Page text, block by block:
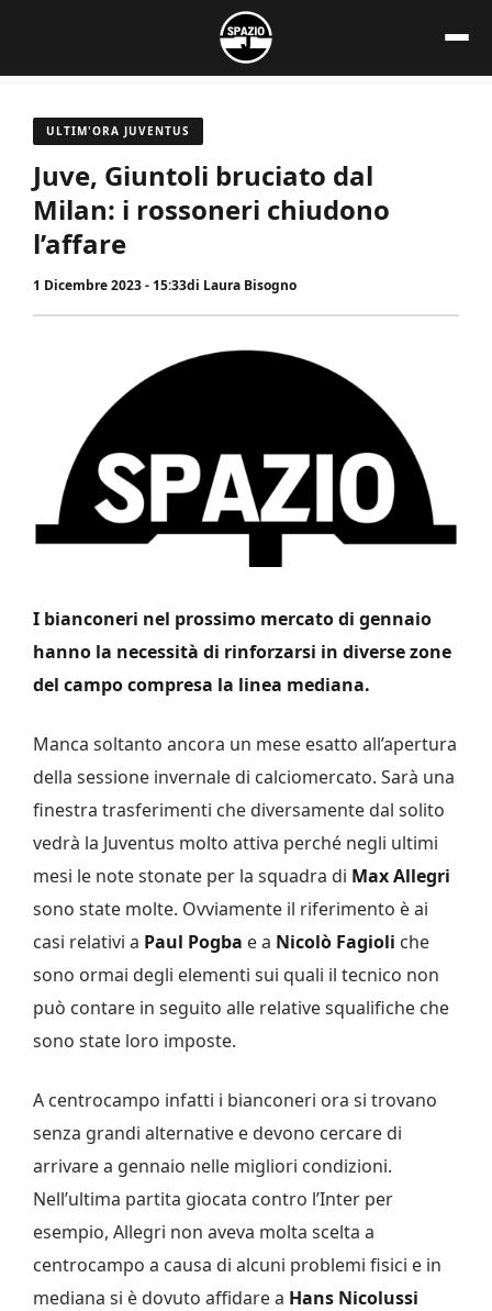
contenuto
ULTIM'ORA JUVENTUS
Juve, Giuntoli bruciato dal
Milan: i rossoneri chiudono
l’affare
1 Dicembre 2023 - 15:33di Laura Bisogno
I bianconeri nel prossimo mercato di gennaio
hanno la necessità di rinforzarsi in diverse zone
del campo compresa la linea mediana.
Manca soltanto ancora un mese esatto all’apertura
della sessione invernale di calciomercato. Sarà una
finestra trasferimenti che diversamente dal solito
vedrà la Juventus molto attiva perché negli ultimi
mesi le note stonate per la squadra di Max Allegri
sono state molte. Ovviamente il riferimento è ai
casi relativi a Paul Pogba e a Nicolò Fagioli che
sono ormai degli elementi sui quali il tecnico non
può contare in seguito alle relative squalifiche che
sono state loro imposte.
A centrocampo infatti i bianconeri ora si trovano
senza grandi alternative e devono cercare di
arrivare a gennaio nelle migliori condizioni.
Nell’ultima partita giocata contro l’Inter per
esempio, Allegri non aveva molta scelta a
centrocampo a causa di alcuni problemi fisici e in
mediana si è dovuto affidare a Hans Nicolussi